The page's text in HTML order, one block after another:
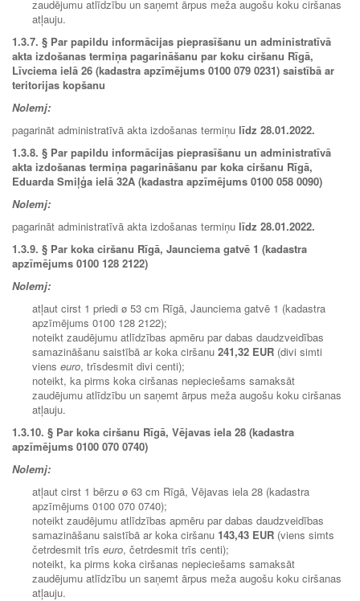
zaudējumu atlīdzību un saņemt ārpus meža augošu koku ciršanas
atļauju.
1.3.7. § Par papildu informācijas pieprasīšanu un administratīvā
akta izdošanas termiņa pagarināšanu par koku ciršanu Rīgā,
Līvciema ielā 26 (kadastra apzīmējums 0100 079 0231) saistībā ar
teritorijas kopšanu
Nolemj:
pagarināt administratīvā akta izdošanas termiņu līdz 28.01.2022.
1.3.8. § Par papildu informācijas pieprasīšanu un administratīvā
akta izdošanas termiņa pagarināšanu par koka ciršanu Rīgā,
Eduarda Smiļģa ielā 32A (kadastra apzīmējums 0100 058 0090)
Nolemj:
pagarināt administratīvā akta izdošanas termiņu līdz 28.01.2022.
1.3.9. § Par koka ciršanu Rīgā, Jaunciema gatvē 1 (kadastra
apzīmējums 0100 128 2122)
Nolemj:
atļaut cirst 1 priedi ø 53 cm Rīgā, Jaunciema gatvē 1 (kadastra
apzīmējums 0100 128 2122);
noteikt zaudējumu atlīdzības apmēru par dabas daudzveidības
samazināšanu saistībā ar koka ciršanu 241,32 EUR (divi simti
viens euro, trīsdesmit divi centi);
noteikt, ka pirms koka ciršanas nepieciešams samaksāt
zaudējumu atlīdzību un saņemt ārpus meža augošu koku ciršanas
atļauju.
1.3.10. § Par koka ciršanu Rīgā, Vējavas iela 28 (kadastra
apzīmējums 0100 070 0740)
Nolemj:
atļaut cirst 1 bērzu ø 63 cm Rīgā, Vējavas iela 28 (kadastra
apzīmējums 0100 070 0740);
noteikt zaudējumu atlīdzības apmēru par dabas daudzveidības
samazināšanu saistībā ar koka ciršanu 143,43 EUR (viens simts
četrdesmit trīs euro, četrdesmit trīs centi);
noteikt, ka pirms koka ciršanas nepieciešams samaksāt
zaudējumu atlīdzību un saņemt ārpus meža augošu koku ciršanas
atļauju.